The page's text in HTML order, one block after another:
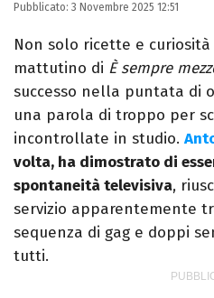
Si avvicina
come Fashion
Comunicazione
Nuovi media
collaborando con
stampa.
Pubblicato: 3 Novembre 2025 12:51
Non solo ricette e
mattutino di È sempre
successo nella puntata di
una parola di troppo per
incontrollate in studio.
volta, ha dimostrato di
spontaneità televisiva,
servizio apparentemente
sequenza di gag e doppi
tutti.